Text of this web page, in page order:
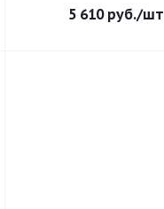
5 610руб./шт